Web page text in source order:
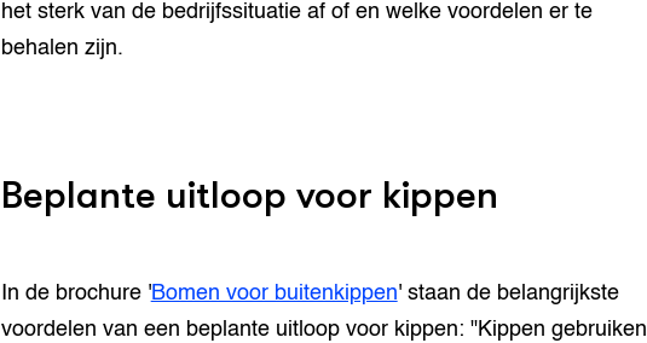
het sterk van de bedrijfssituatie af of en welke voordelen er te
behalen zijn.
Beplante uitloop voor kippen
In de brochure 'Bomen voor buitenkippen' staan de belangrijkste
voordelen van een beplante uitloop voor kippen: "Kippen gebruiken